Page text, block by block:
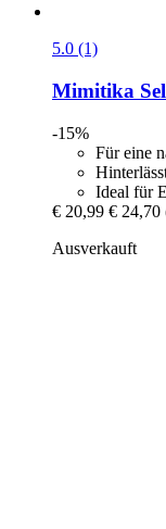
5.0 (1)
Mimitika
-15%
Für eine
Ideal für
€ 20,99 € 24,70
Ausverkauft